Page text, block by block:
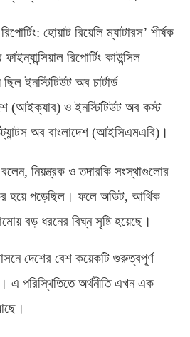
: হোয়াট রিয়েলি ম্যাটারস’ শীর্ষক
রিপোর্টিং কাউন্সিল
ইনস্টিটিউট অব চার্টার্ড
(আইক্যাব) ও ইনস্টিটিউট অব কস্ট
অব বাংলাদেশ (আইসিএমএবি) ।
, নিয়ন্ত্রক ও তদারকি সংস্থাগুলোর
হয়ে পড়েছিল। ফলে অডিট, আর্থিক
বড় ধরনের বিঘ্ন সৃষ্টি হয়েছে।
দেশের বেশ কয়েকটি গুরুত্বপূর্ণ
এ পরিস্থিতিতে অর্থনীতি এখন এক